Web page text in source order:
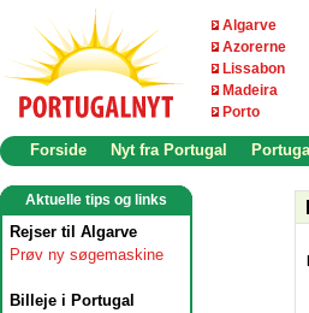
Algarve
Azorerne
Lissabon
Madeira
Porto
Forside Nyt fra Portugal
Aktuelle tips og links
Rejser til Algarve
Prøv ny søgemaskine
Billeje i Portugal